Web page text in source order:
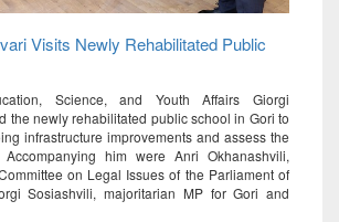
Visits Newly Rehabilitated Public
Science, and Youth Affairs Giorgi
the newly rehabilitated public school in Gori to
infrastructure improvements and assess the
him were Anri Okhanashvili,
on Legal Issues of the Parliament of
Sosiashvili, majoritarian MP for Gori and